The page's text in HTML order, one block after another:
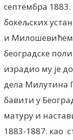
септембра
бокељских
и Милошевићем
београдске
израдио му је
дела Милутина
бавити у
матуру и
1883-1887. као